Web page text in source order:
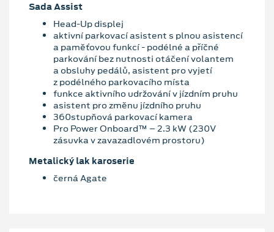
Sada Assist
Head-Up displej
aktivní parkovací asistent s plnou asistencí
a paměťovou funkcí - podélné a příčné
parkování bez nutnosti otáčení volantem
a obsluhy pedálů, asistent pro vyjetí
z podélného parkovacího místa
funkce aktivního udržování v jízdním pruhu
asistent pro změnu jízdního pruhu
360stupňová parkovací kamera
Pro Power Onboard™ – 2.3 kW (230V
zásuvka v zavazadlovém prostoru)
Metalický lak karoserie
černá Agate